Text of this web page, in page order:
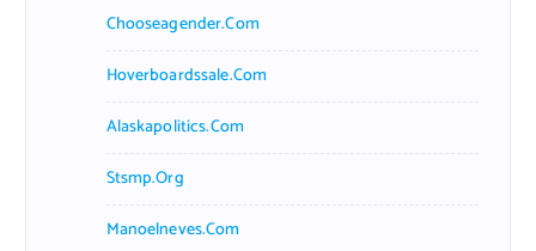
Chooseagender.com
Hoverboardssale.com
Alaskapolitics.com
Stsmp.org
Manoelneves.com